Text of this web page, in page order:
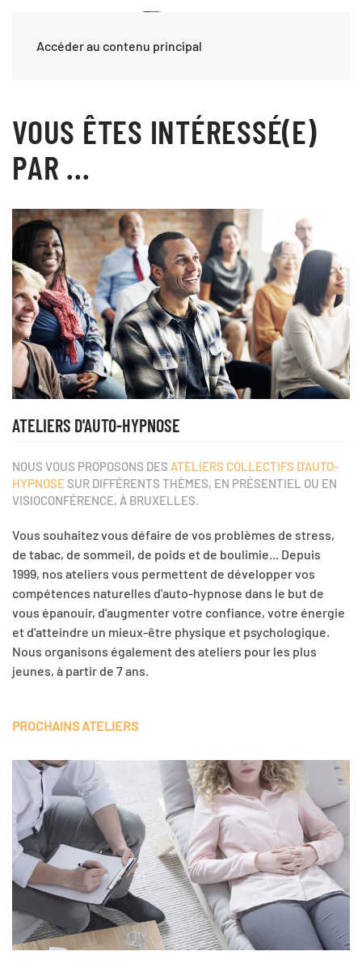
Accéder au contenu principal
VOUS ÊTES INTÉRESSÉ(E)
PAR ...
ATELIERS D'AUTO-HYPNOSE
NOUS VOUS PROPOSONS DES ATELIERS COLLECTIFS D'AUTO-
HYPNOSE SUR DIFFÉRENTS THÈMES, EN PRÉSENTIEL OU EN
VISIOCONFÉRENCE, À BRUXELLES.
Vous souhaitezvous défaire de vos problèmes de stress,
de tabac, de sommeil, de poids et de boulimie...
Depuis
1999, nos ateliers vous permettent de développer vos
compétences naturelles d'auto-hypnose dans le but de
vous épanouir, d'augmentervotre confiance, votre énergie
et d'atteindre un mieux-être physique et psychologique.
Nous organisons également des ateliers pour les plus
jeunes, à partir de 7ans
PROCHAINS ATELIERS